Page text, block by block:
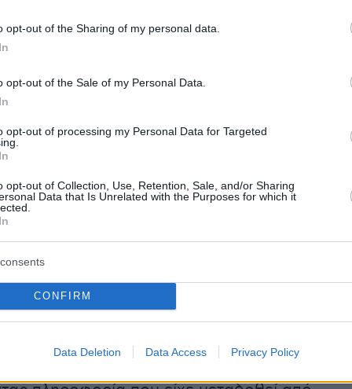
opt-out of the Sharing of my personal data.
opt-out of the Sale of my Personal Data.
opt-out of processing my Personal Data for Targeted
opt-out of Collection, Use, Retention, Sale, and/or Sharing
Data that Is Unrelated with the Purposes for which it
CONFIRM
Data Deletion Data Access Privacy Policy
διεξήγαγαν την έρευνα.
εγκληματικής δραστηριότητας δεν
υπόθεση αυτή, και κανένας δεν εμπλέκεται
περιοχής
Σιτζί , στη Νέα Ταϊπέι,όπου
πρωθυπουργός
Κυριακή, για πρώτη φορά ότι
σε αυτήν την επίθεση.
τουΟμέρ Ντόστρι
μιλώντας στο εβδομαδιαίο υπουργικό
πως έδωσε την άδεια για την επιχείρηση